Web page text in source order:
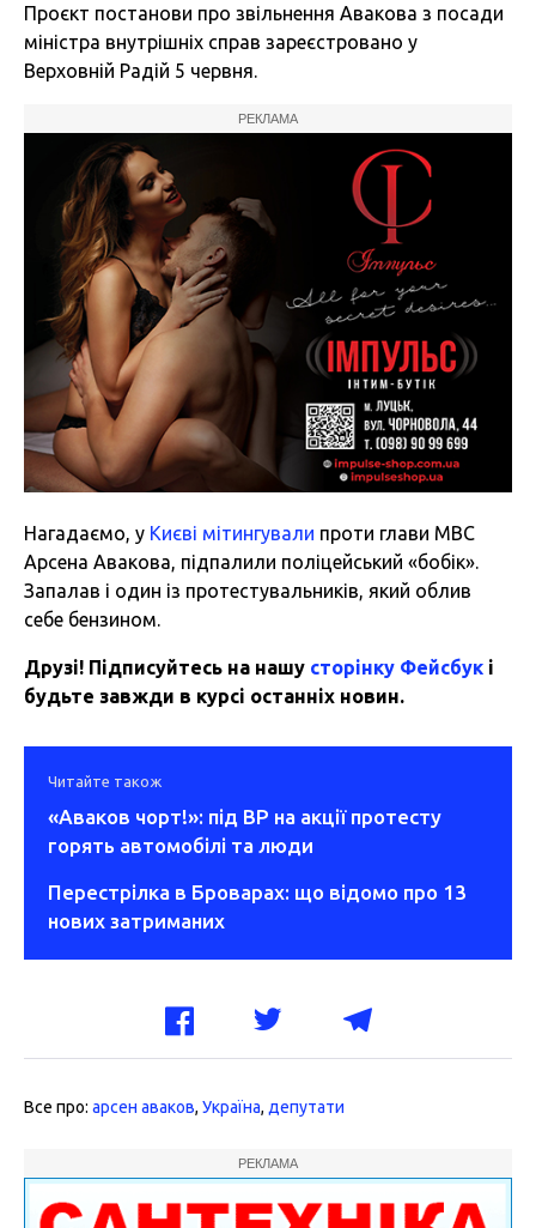
Проєкт постанови про звільнення Авакова з посади
міністра внутрішніх справ зареєстровано у
Верховній Радій 5 червня.
РЕКЛАМА
Нагадаємо, у Києві мітингували проти глави МВС
Арсена Авакова, підпалили поліцейський «бобік».
Запалав і один із протестувальників, який облив
себе бензином.
Друзі! Підписуйтесь на нашу сторінку Фейсбук і
будьте завжди в курсі останніх новин.
Читайте також
«Аваков чорт!»: під ВР на акції протесту
горять автомобілі та люди
Перестрілка в Броварах: що відомо про 13
нових затриманих
Все про: арсен аваков, Україна, депутати
РЕКЛАМА